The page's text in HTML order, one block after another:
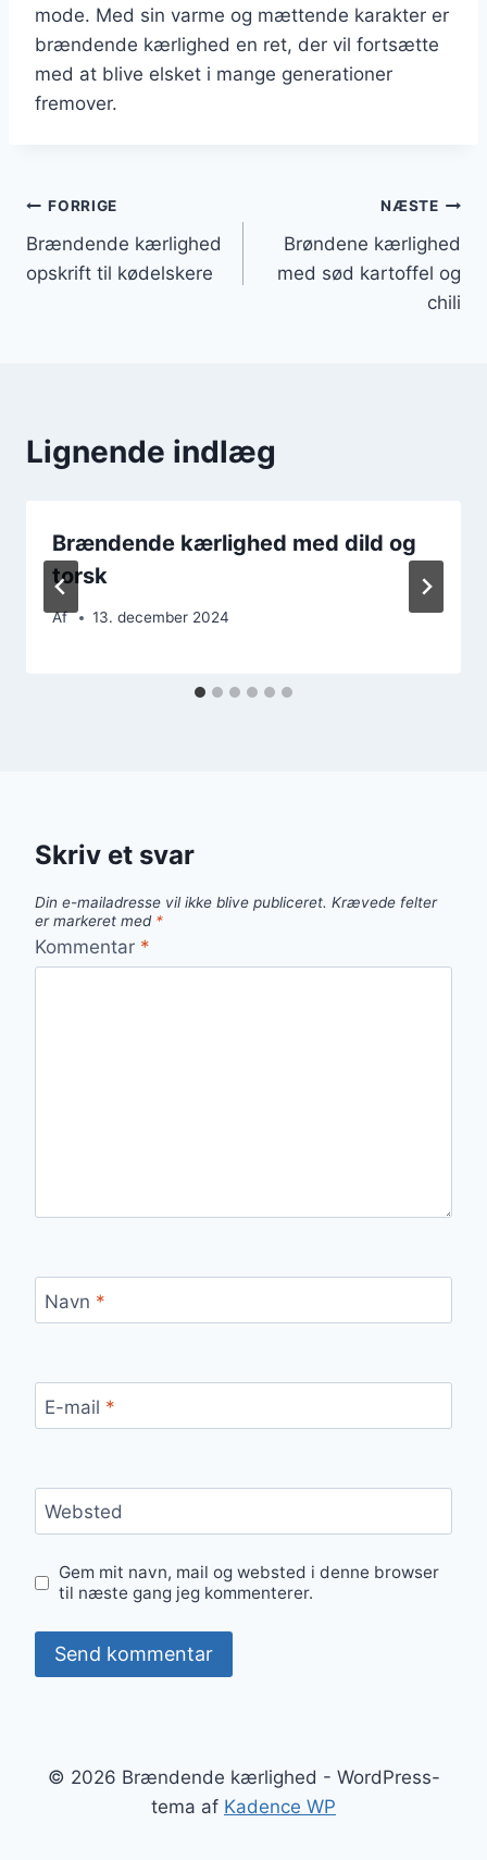
mode. Med sin varme og mættende karakter er
brændende kærlighed en ret, der vil fortsætte
med at blive elsket i mange generationer
fremover.
Indlægsnavigation
FORRIGE
Brændende kærlighed
opskrift til kødelskere
NÆSTE
Brøndene kærlighed
med sød kartoffel og
chili
Lignende indlæg
Brændende kærlighed med dild og
torsk
Af 13. december 2024
Skriv et svar
Din e-mailadresse vil ikke blive publiceret. Krævede felter
er markeret med *
Kommentar *
Navn *
E-mail *
Websted
Gem mit navn, mail og websted i denne browser
til næste gang jeg kommenterer.
© 2026 Brændende kærlighed - WordPress-
tema af Kadence WP